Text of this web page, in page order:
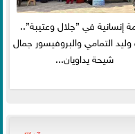
إنسانية في ”جلال وعتيبة”..
وليد التمامي والبروفيسور جمال
شيحة يداويان...